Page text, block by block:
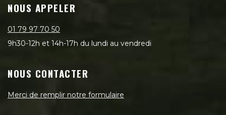
NOUS APPELER
01 79 97 70 50
9h30-12h et 14h-17h du lundi au vendredi
NOUS CONTACTER
Merci de remplir notre formulaire